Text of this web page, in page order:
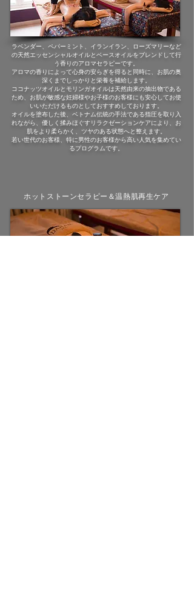
ラベンダー、ペパーミント、イランイラン、ローズマリーなど
の天然エッセンシャルオイルとベースオイルをブレンドして行
う香りのアロマセラピーです。
アロマの香りによって心身の安らぎを得ると同時に、お肌の奥
深くまでしっかりと栄養を補給します。
ココナッツオイルとモリンガオイルは天然由来の抽出物である
ため、お肌が敏感な妊婦様やお子様のお客様にも安心してお使
いいただけるものとしておすすめしております。
オイルを塗布した後、ベトナム伝統の手法である指圧を取り入
れながら、優しく揉みほぐすリラクゼーションケアにより、お
肌をより柔らかく、ツヤのある状態へと整えます。
若い世代のお客様、特に男性のお客様から高い人気を集めてい
るプログラムです。
ホットストーンセラピー＆温熱肌再生ケア